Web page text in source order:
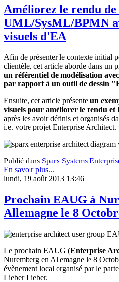
Améliorez le rendu de
UML/SysML/BPMN
visuels d'EA
Afin de présenter le contexte initial
clientèle, cet article aborde dans un
un référentiel de modélisation
par rapport à un outil de dessin
Ensuite, cet article présente un
visuels pour améliorer le rendu et
après les avoir définis et organisés
i.e. votre projet Enterprise Architect.
Publié dans Sparx Systems
En savoir plus...
lundi, 19 août 2013 13:46
Prochain EAUG à
Allemagne le 8
Le prochain EAUG (Enterprise
Nuremberg en Allemagne le 8
évènement local organisé par le
Lieber Lieber.